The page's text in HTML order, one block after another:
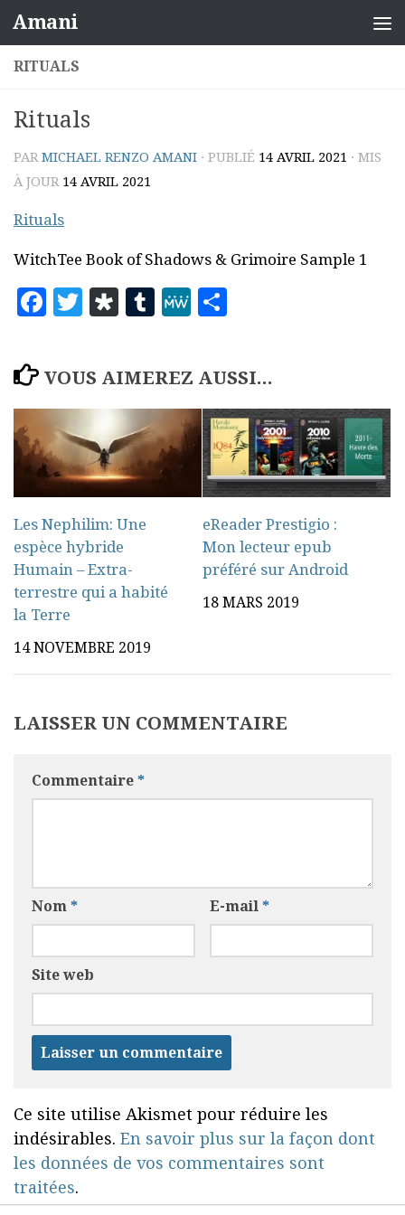
Skip to content
Amani
RITUALS
Rituals
PARMICHAEL RENZO AMANI · PUBLIÉ 14 AVRIL 2021 · MIS
À JOUR 14 AVRIL 2021
Rituals
WitchTee Book of Shadows & Grimoire Sample 1
Facebook
Twitter
Diaspora
Tumblr
MeWe
VOUS AIMEREZ AUSSI...
Les Nephilim: Une
espèce hybride
Humain – Extra-
terrestre qui a habité
la Terre
14 NOVEMBRE 2019
eReader Prestigio :
Mon lecteur epub
préféré sur Android
18 MARS 2019
LAISSER UN COMMENTAIRE
Commentaire *
Nom * E-mail *
Site web
Ce site utilise Akismet pour réduire les
indésirables. En savoir plus sur la façon dont
les données de vos commentaires sont
traitées.